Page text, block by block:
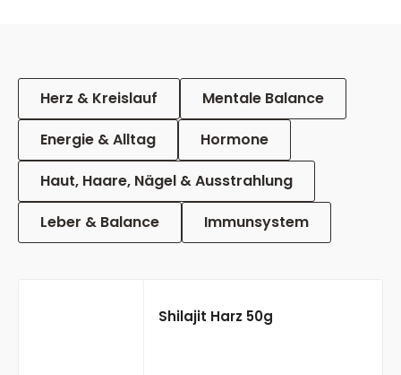
Herz & Kreislauf
Mentale Balance
Energie & Alltag
Hormone
Haut, Haare, Nägel & Ausstrahlung
Leber & Balance
Immunsystem
Shilajit Harz 50g